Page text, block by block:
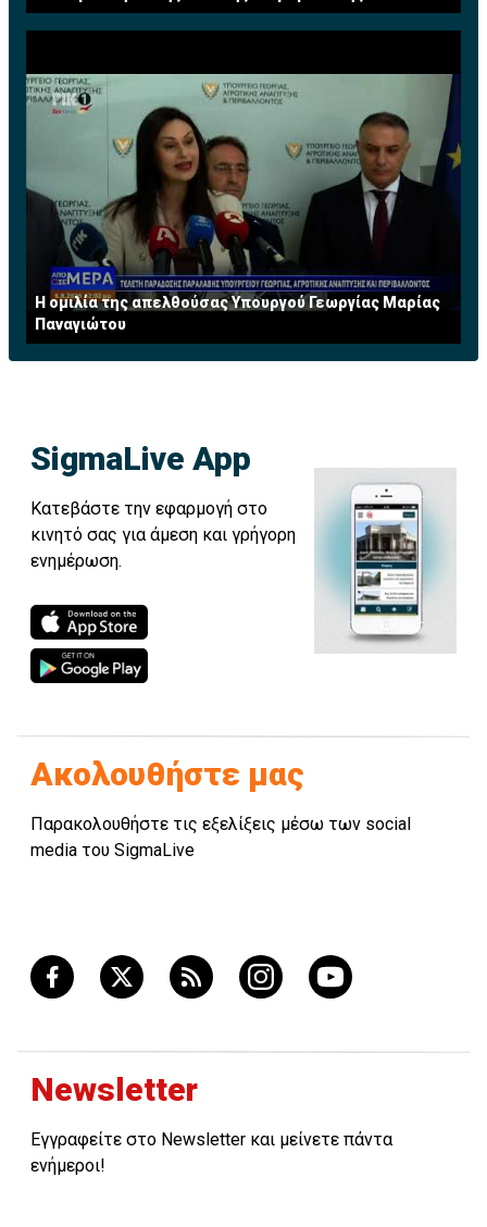
Η ομιλία της απελθούσας Υπουργού Γεωργίας Μαρίας
Παναγιώτου
SigmaLive App
Κατεβάστε την εφαρμογή στο
κινητό σας για άμεση και γρήγορη
ενημέρωση.
Ακολουθήστε μας
Παρακολουθήστε τις εξελίξεις μέσω των social
media του SigmaLive
Newsletter
Εγγραφείτε στο Newsletter και μείνετε πάντα
ενήμεροι!